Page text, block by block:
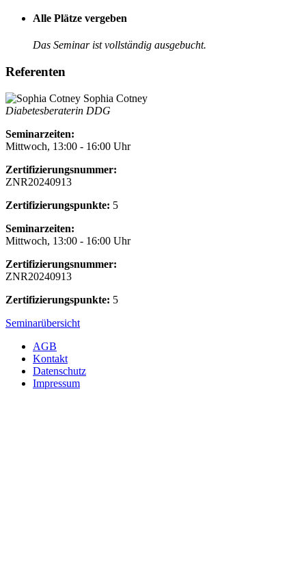
Alle Plätze vergeben
Das Seminar ist vollständig ausgebucht.
Referenten
Sophia Cotney
Diabetesberaterin DDG
Seminarzeiten:
Mittwoch, 13:00 - 16:00 Uhr
Zertifizierungsnummer:
ZNR20240913
Zertifizierungspunkte: 5
Seminarzeiten:
Mittwoch, 13:00 - 16:00 Uhr
Zertifizierungsnummer:
ZNR20240913
Zertifizierungspunkte: 5
Seminarübersicht
AGB
Kontakt
Datenschutz
Impressum